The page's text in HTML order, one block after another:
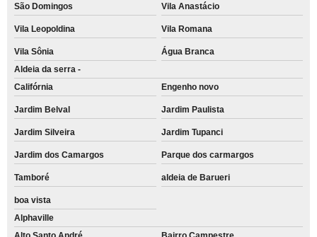
São Domingos Vila Anastácio
Vila Leopoldina Vila Romana
Vila Sônia
Água Branca
Aldeia da serra -
Califórnia
Engenho novo
Jardim Belval Jardim Paulista
Jardim Silveira Jardim Tupanci
Jardim dos Camargos Parque dos carmargos
Tamboré aldeia de Barueri
boa vista
Alphaville